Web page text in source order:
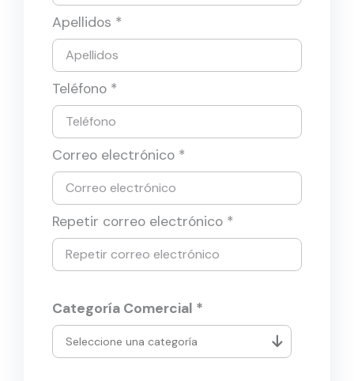
Apellidos *
Teléfono *
Correo electrónico *
Repetir correo electrónico *
Categoría Comercial *